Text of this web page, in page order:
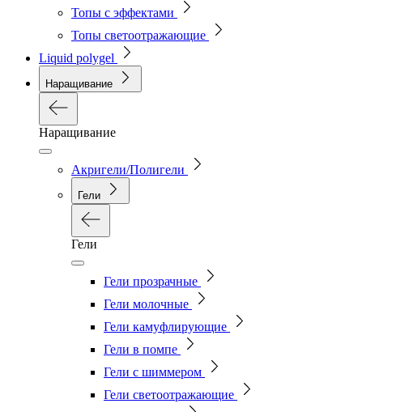
Топы с эффектами
Топы светоотражающие
Liquid polygel
Наращивание
Наращивание
Акригели/Полигели
Гели
Гели
Гели прозрачные
Гели молочные
Гели камуфлирующие
Гели в помпе
Гели с шиммером
Гели светоотражающие